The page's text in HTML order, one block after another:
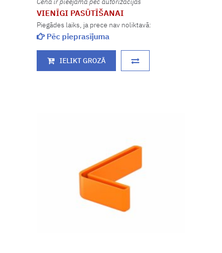
VIENĪGI PASŪTĪŠANAI
Piegādes laiks, ja prece nav noliktavā:
Pēc pieprasījuma
IELIKT GROZĀ